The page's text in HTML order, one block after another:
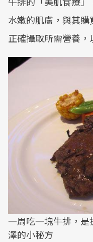
水嫩的肌膚，與其
正確攝取所需營養，
一周吃一塊牛排，
澤的小秘方